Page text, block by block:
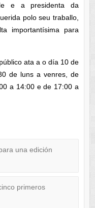
e a presidenta da
polo seu traballo,
importantísima para
ata a o día 10 de
de luns a venres, de
a 14:00 e de 17:00 a
una edición
primeros